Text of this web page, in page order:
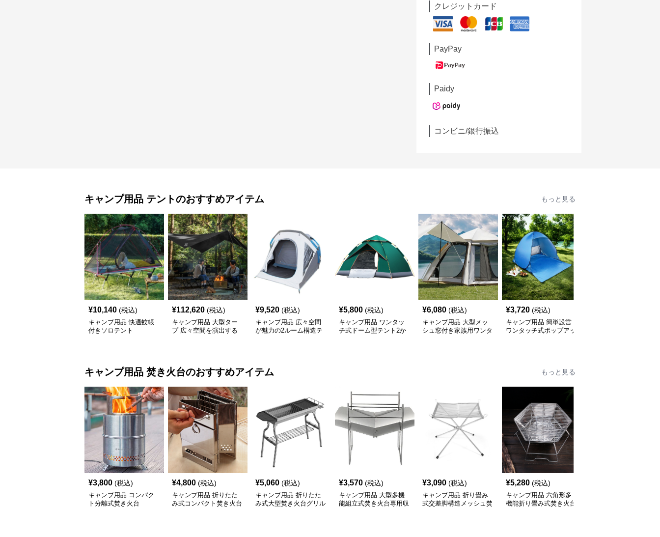
クレジットカード
PayPay
Paidy
コンビニ/銀行振込
キャンプ用品 テントのおすすめアイテム もっと見る
¥10,140 (税込)
キャンプ用品 快適蚊帳
付きソロテント
¥112,620 (税込)
キャンプ用品 大型ター
プ 広々空間を演出する
¥9,520 (税込)
キャンプ用品 広々空間
が魅力の2ルーム構造テ
¥5,800 (税込)
キャンプ用品 ワンタッ
チ式ドーム型テント2か
¥6,080 (税込)
キャンプ用品 大型メッ
シュ窓付き家族用ワンタ
¥3,720 (税込)
キャンプ用品 簡単設営
ワンタッチ式ポップアッ
キャンプ用品 焚き火台のおすすめアイテム もっと見る
¥3,800 (税込)
キャンプ用品 コンパク
ト分離式焚き火台
¥4,800 (税込)
キャンプ用品 折りたた
み式コンパクト焚き火台
¥5,060 (税込)
キャンプ用品 折りたた
み式大型焚き火台グリル
¥3,570 (税込)
キャンプ用品 大型多機
能組立式焚き火台専用収
¥3,090 (税込)
キャンプ用品 折り畳み
式交差脚構造メッシュ焚
¥5,280 (税込)
キャンプ用品 六角形多
機能折り畳み式焚き火台